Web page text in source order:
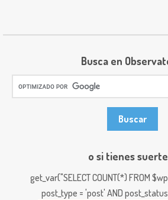
Busca en
o si tienes
get_var("SELECT COUNT(*) FROM
post_type = 'post' AND